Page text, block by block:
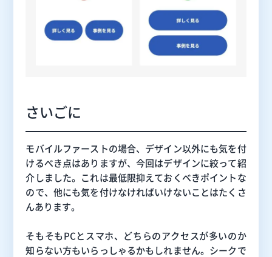
さいごに
モバイルファーストの場合、デザイン以外にも気を付
けるべき点はありますが、今回はデザインに絞って紹
介しました。これは最低限抑えておくべきポイントな
ので、他にも気を付けなければいけないことはたくさ
んあります。
そもそもPCとスマホ、どちらのアクセスが多いのか
知らない方もいらっしゃるかもしれません。シークで